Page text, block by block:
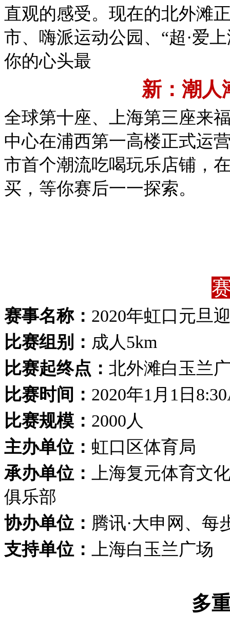
直观的感受。现在的北外滩
市、嗨派运动公园、“超·爱
你的心头最
新：潮人
全球第十座、上海第三座来
中心在浦西第一高楼正式运
市首个潮流吃喝玩乐店铺，
买，等你赛后一一探索。
赛事名称： 2020年虹口元旦
比赛组别： 成人5km
比赛起终点： 北外滩白玉兰
比赛时间： 2020年1月1日
比赛规模： 2000人
主办单位： 虹口区体育局
承办单位：
上海复元体育文
俱乐部
协办单位： 腾讯·大申网、每
支持单位：
上海白玉兰广场
多